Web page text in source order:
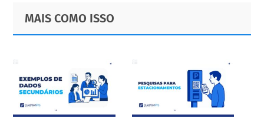
Primary
Sidebar
Footer
MAIS COMO ISSO